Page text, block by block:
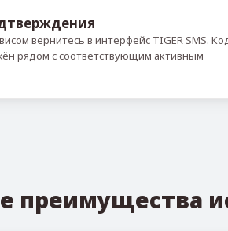
вернитесь в интерфейс TIGER SMS.
рядом с соответствующим активным
преимущества